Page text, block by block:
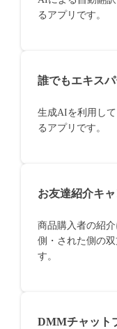
るアプリです。
誰でもエキスパ
生成AIを利用し
るアプリです。
お友達紹介キ
商品購入者の紹
側・された側の
す。
DMMチャット